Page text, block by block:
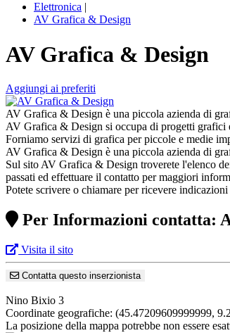
Elettronica |
AV Grafica & Design
AV Grafica & Design
Aggiungi ai preferiti
AV Grafica & Design è una piccola azienda di
AV Grafica & Design si occupa di progetti grafici
Forniamo servizi di grafica per piccole e medie
AV Grafica & Design è una piccola azienda di
Sul sito AV Grafica & Design troverete l'elenco
passati ed effettuare il contatto per maggiori
Potete scrivere o chiamare per ricevere
Per Informazioni contatta:
Visita il sito
Contatta questo inserzionista
Nino Bixio 3
Coordinate geografiche: (45.47209609999999,
La posizione della mappa potrebbe non essere